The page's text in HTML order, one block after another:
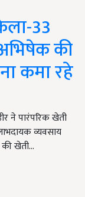
33
की
कमा रहे
ने पारंपरिक खेती
व्यवसाय
खेती…